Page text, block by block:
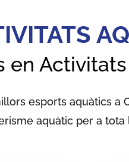
en Activitats
esports aquàtics a
aquàtic per a tota